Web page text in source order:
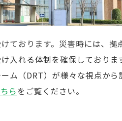
ております。災害時には、拠
入れる体制を確保しておりま
ム（DRT）が様々な視点から
らをご覧ください。